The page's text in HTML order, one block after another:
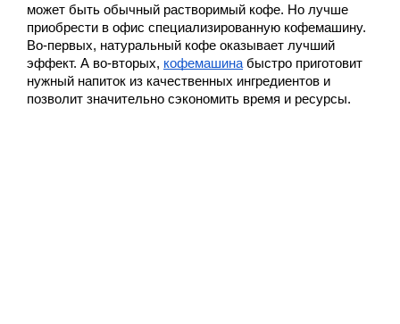
может быть обычный растворимый кофе. Но лучше
приобрести в офис специализированную кофемашину.
Во-первых, натуральный кофе оказывает лучший
эффект. А во-вторых, кофемашина быстро приготовит
нужный напиток из качественных ингредиентов и
позволит значительно сэкономить время и ресурсы.